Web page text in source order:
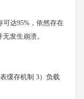
达95%，依然存在
发生崩溃。
缓存机制 3）负载